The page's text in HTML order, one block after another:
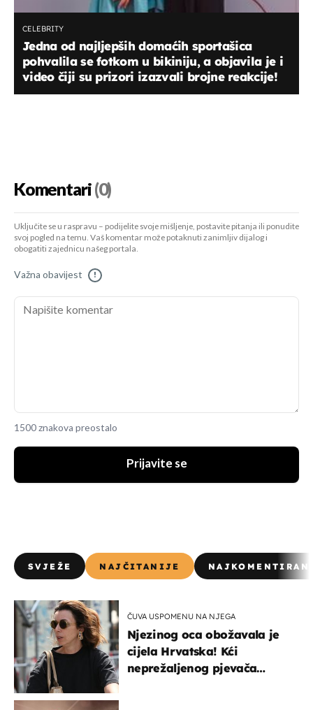
CELEBRITY
Jedna od najljepših domaćih sportašica
pohvalila se fotkom u bikiniju, a objavila je i
video čiji su prizori izazvali brojne reakcije!
Komentari(0)
Uključite se u raspravu – podijelite svoje mišljenje, postavite pitanja ili ponudite
svoj pogled na temu. Vaš komentar može potaknuti zanimljiv dijalog i
obogatiti zajednicu našeg portala.
Važna obavijest !
1500 znakova preostalo
Prijavite se
SVJEŽE NAJČITANIJE
ČUVA USPOMENU NA NJEGA
Njezinog oca obožavala je
cijela Hrvatska! Kći
neprežaljenog pjevača